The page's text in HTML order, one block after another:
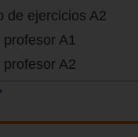
de ejercicios A2
A1
A2